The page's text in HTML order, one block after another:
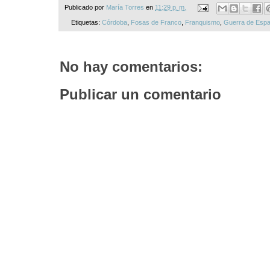
Publicado por María Torres en 11:29 p. m.
Etiquetas: Córdoba, Fosas de Franco, Franquismo, Guerra de
No hay comentarios:
Publicar un comentario